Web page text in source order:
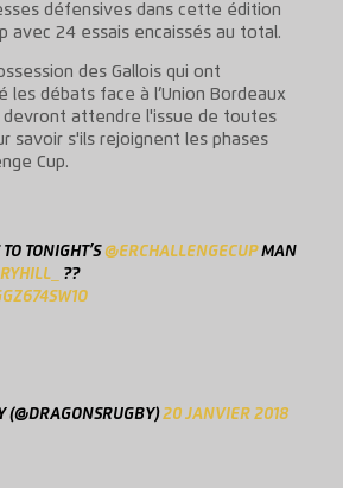
défensives dans cette édition
avec 24 essais encaissés au total.
des Gallois qui ont
débats face à l’Union Bordeaux
devront attendre l'issue de toutes
savoir s'ils rejoignent les phases
Cup.
TONIGHT’S @ERCHALLENGECUPMAN
??
(@DRAGONSRUGBY)20 JANVIER 2018